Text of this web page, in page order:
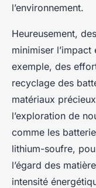
l’environnement.
Heureusement,
minimiser
exemple, des
recyclage des
matériaux
l’exploration de
comme les
lithium-soufre,
l’égard des
intensité